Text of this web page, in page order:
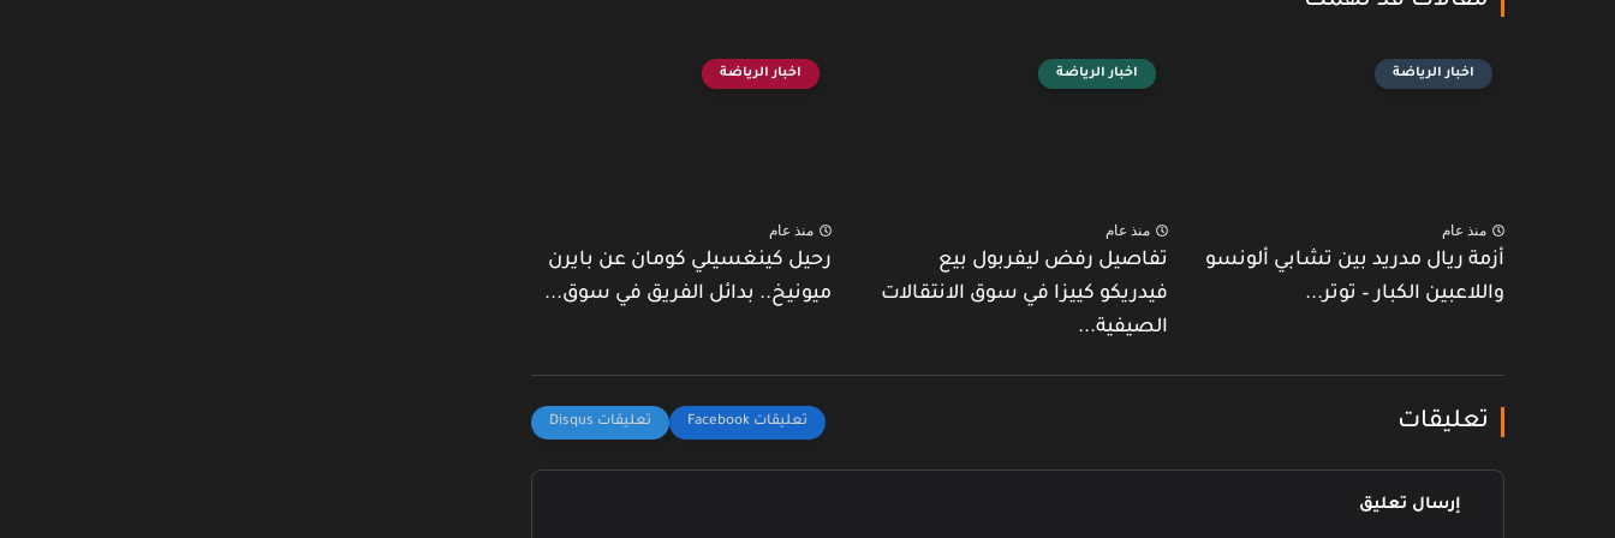
اخبار الرياضة
منذ عام
أزمة ريال مدريد بين تشابي ألونسو
واللاعبين الكبار – توتر...
اخبار الرياضة
منذ عام
تفاصيل رفض ليفربول بيع
فيدريكو كييزا في سوق الانتقالات
الصيفية...
اخبار الرياضة
منذ عام
رحيل كينغسيلي كومان عن بايرن
ميونيخ.. بدائل الفريق في سوق...
تعليقات
إرسال تعليق